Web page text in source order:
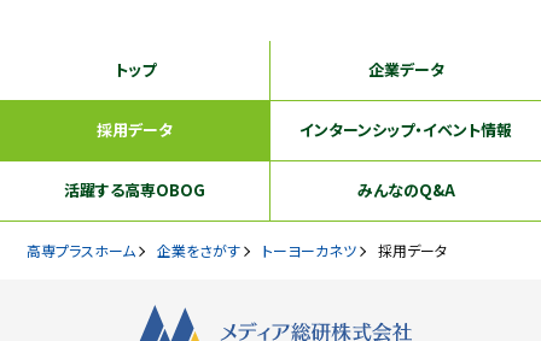
トップ 企業データ
採用データ インターンシップ・イベント情報
活躍する高専OBOG みんなのQ&A
高専プラスホーム 企業をさがす トーヨーカネツ 採用データ